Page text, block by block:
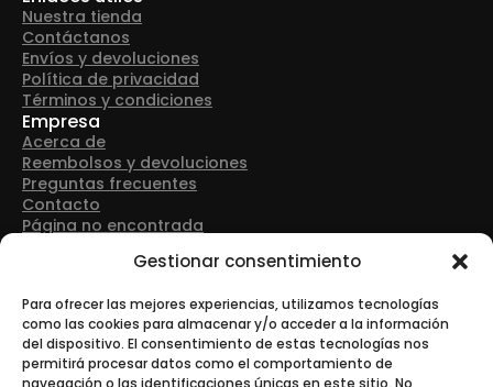
Gestionar consentimiento
Para ofrecer las mejores experiencias, utilizamos tecnologías
como las cookies para almacenar y/o acceder a la información
del dispositivo. El consentimiento de estas tecnologías nos
permitirá procesar datos como el comportamiento de
navegación o las identificaciones únicas en este sitio. No
Nuestra tienda
Contáctanos
Envíos y devoluciones
Política de privacidad
Términos y condiciones
Empresa
Acerca de
Reembolsos y devoluciones
Preguntas frecuentes
Contacto
Página no encontrada
Dirección: Avenida Las Retamas 50, 28922, Alcorcón
Teléfono: +34 916 43 91 88